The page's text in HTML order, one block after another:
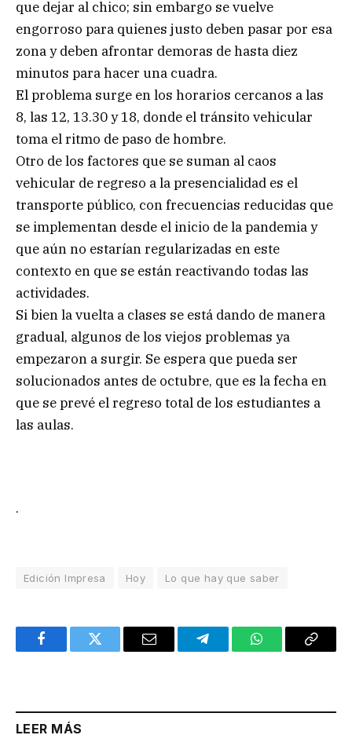
que dejar al chico; sin embargo se vuelve
engorroso para quienes justo deben pasar por esa
zona y deben afrontar demoras de hasta diez
minutos para hacer una cuadra.
El problema surge en los horarios cercanos a las
8, las 12, 13.30 y 18, donde el tránsito vehicular
toma el ritmo de paso de hombre.
Otro de los factores que se suman al caos
vehicular de regreso a la presencialidad es el
transporte público, con frecuencias reducidas que
se implementan desde el inicio de la pandemia y
que aún no estarían regularizadas en este
contexto en que se están reactivando todas las
actividades.
Si bien la vuelta a clases se está dando de manera
gradual, algunos de los viejos problemas ya
empezaron a surgir. Se espera que pueda ser
solucionados antes de octubre, que es la fecha en
que se prevé el regreso total de los estudiantes a
las aulas.
.
Edición Impresa Hoy Lo que hay que saber
FacebookTwitter Email TelegramWhatsAppCopy
LEER MÁS